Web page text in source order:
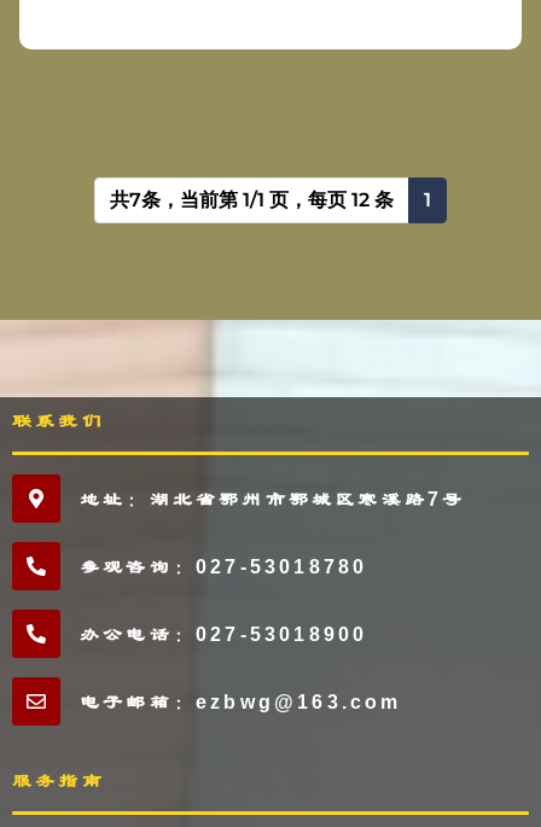
共7条，当前第 1/1 页，每页 12 条 1
联系我们
地址：湖北省鄂州市鄂城区寒溪路7号
参观咨询：027-53018780
办公电话：027-53018900
电子邮箱：ezbwg@163.com
服务指南